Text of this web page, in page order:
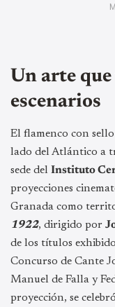
Un arte
escenarios
El flamenco con
lado del Atlántico a
sede del Instituto
proyecciones
Granada como
1922, dirigido por
de los títulos
Concurso de Cante
Manuel de Falla y
proyección, se